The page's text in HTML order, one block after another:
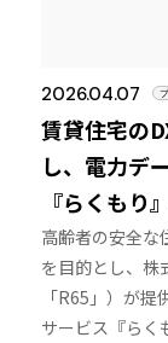
2026.04.07
賃貸住宅の
し、電力デ
『らくもり
高齢者の安全な
を目的とし、株
「R65」）が
サービス『ら